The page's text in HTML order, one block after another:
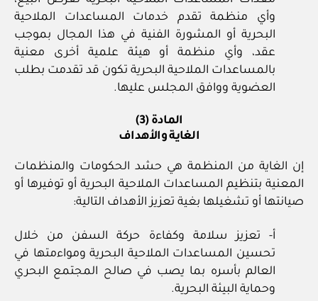
وأي منظمة تقدم خدمات المساعدات الملاحية
البحرية أو المشورة الفنية في هذا المجال بموجب
عقد، وأي منظمة أو هيئة علمية أخرى معنية
بالمساعدات الملاحية البحرية تكون قد تقدمت بطلب
العضوية ووافق المجلس عليها.
المادة (3)
الغاية والأهداف
إن الغاية من المنظمة هي حشد الحكومات والمنظمات
المعنية بتنظيم المساعدات الملاحية البحرية أو توفيرها أو
صيانتها أو تشغيلها بغية تعزيز الأهداف التالية:
أ- تعزيز سلامة وكفاءة حركة السفن من خلال
تحسين المساعدات الملاحية البحرية ومواءمتها في
العالم بأسره بما يصب في صالح المجتمع البحري
وحماية البيئة البحرية.